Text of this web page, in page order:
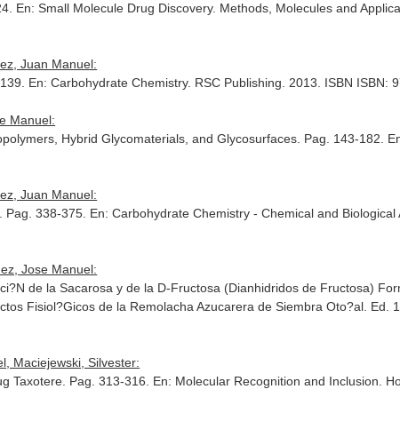
En: Small Molecule Drug Discovery. Methods, Molecules and
Juan Manuel:
En: Carbohydrate Chemistry. RSC Publishing. 2013. ISBN ISBN:
Manuel:
Hybrid Glycomaterials, and Glycosurfaces. Pag. 143-182.
Juan Manuel:
Pag. 338-375. En: Carbohydrate Chemistry - Chemical and Biological
Jose Manuel:
de la Sacarosa y de la D-Fructosa (Dianhidridos de Fructosa)
Fisiol?Gicos de la Remolacha Azucarera de Siembra Oto?al . Ed.
Maciejewski, Silvester:
Taxotere. Pag. 313-316. En: Molecular Recognition and Inclusion .